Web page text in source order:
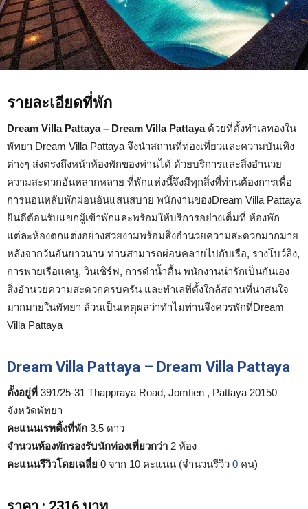
รายละเอียดที่พัก
Dream Villa Pattaya – Dream Villa Pattayaด้วยที่ตั้งทำเลทองใน
พัทยา Dream Villa Pattaya จึงนำสถานที่ท่องเที่ยวและความบันเทิง
ต่างๆ ส่งตรงถึงหน้าห้องพักของท่านได้ ด้วยบริการและสิ่งอำนวย
ความสะดวกอันหลากหลาย ที่พักแห่งนี้จึงมีทุกสิ่งที่ท่านต้องการเพื่อ
การนอนหลับพักผ่อนอันแสนสบาย พนักงานของDream Villa Pattaya
ยินดีต้อนรับแขกผู้เข้าพักและพร้อมให้บริการอย่างเต็มที่ ห้องพัก
แต่ละห้องตกแต่งอย่างสวยงามพร้อมสิ่งอำนวยความสะดวกมากมาย
หลังจากวันอันยาวนาน ท่านสามารถผ่อนคลายไปกับเรือ, รางโบว์ลิง,
การพายเรือแคนู, วินเซิร์ฟ, การดำน้ำตื้น พนักงานน่ารักเป็นกันเอง
สิ่งอำนวยความสะดวกครบครัน และทำเลที่ตั้งใกล้สถานที่น่าสนใจ
มากมายในพัทยา ล้วนเป็นเหตุผลว่าทำไมท่านจึงควรพักที่Dream
Villa Pattaya
Dream Villa Pattaya – Dream Villa Pattaya
ตั้งอยู่ที่ 391/25-31 Thappraya Road, Jomtien , Pattaya 20150
จังหวัดพัทยา
คะแนนเรทติ้งที่พัก 3.5 ดาว
จำนวนห้องพักรองรับนักท่องเที่ยวกว่า 2 ห้อง
คะแนนรีวิวโดยเฉลี่ย 0 จาก 10 คะแนน (จำนวนรีวิว 0 คน)